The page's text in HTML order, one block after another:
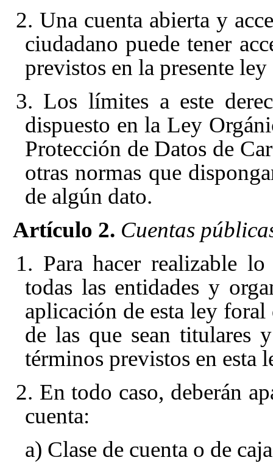
2. Una cuenta abierta y
ciudadano puede tener
previstos en la presente
3. Los límites a este
dispuesto en la Ley
Protección de Datos de
otras normas que
de algún dato.
Artículo 2. Cuentas
1. Para hacer realizable
todas las entidades y
aplicación de esta ley foral
de las que sean titulares
términos previstos en esta
2. En todo caso, deberán
cuenta:
a) Clase de cuenta o de